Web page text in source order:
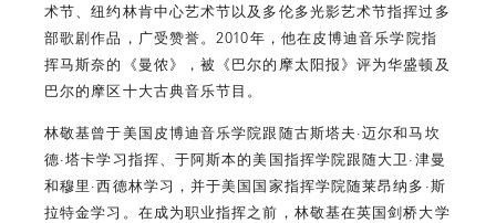
术节、纽约林肯中心艺术节以及多伦多光影艺术节指挥过多
部歌剧作品，广受赞誉。2010年，他在皮博迪音乐学院指
挥马斯奈的《曼侬》，被《巴尔的摩太阳报》评为华盛顿及
巴尔的摩区十大古典音乐节目。
林敬基曾于美国皮博迪音乐学院跟随古斯塔夫·迈尔和马坎
德·塔卡学习指挥、于阿斯本的美国指挥学院跟随大卫·津曼
和穆里·西德林学习，并于美国国家指挥学院随莱昂纳多·斯
拉特金学习。在成为职业指挥之前，林敬基在英国剑桥大学